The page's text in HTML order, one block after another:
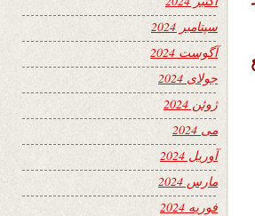
سپتامبر 2024
آگوست 2024
جولای 2024
ژوئن 2024
می 2024
آوریل 2024
مارس 2024
فوریه 2024